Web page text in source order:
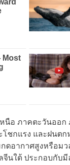
อ ภาคตะวันออก
กแรง และฝนตก
ดอากาศสูงหรือมว
นใต้ ประกอบกับ